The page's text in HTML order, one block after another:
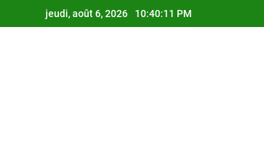
to
jeudi, août 6, 2026 10:40:11 PM